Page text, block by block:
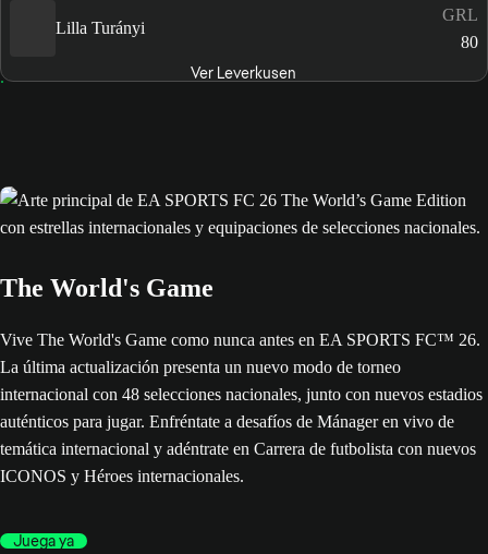
Lilla Turányi
GRL
80
Ver Leverkusen
The World's Game
Vive The World's Game como nunca antes en EA SPORTS FC™ 26.
La última actualización presenta un nuevo modo de torneo
internacional con 48 selecciones nacionales, junto con nuevos estadios
auténticos para jugar. Enfréntate a desafíos de Mánager en vivo de
temática internacional y adéntrate en Carrera de futbolista con nuevos
ICONOS y Héroes internacionales.
Juega ya